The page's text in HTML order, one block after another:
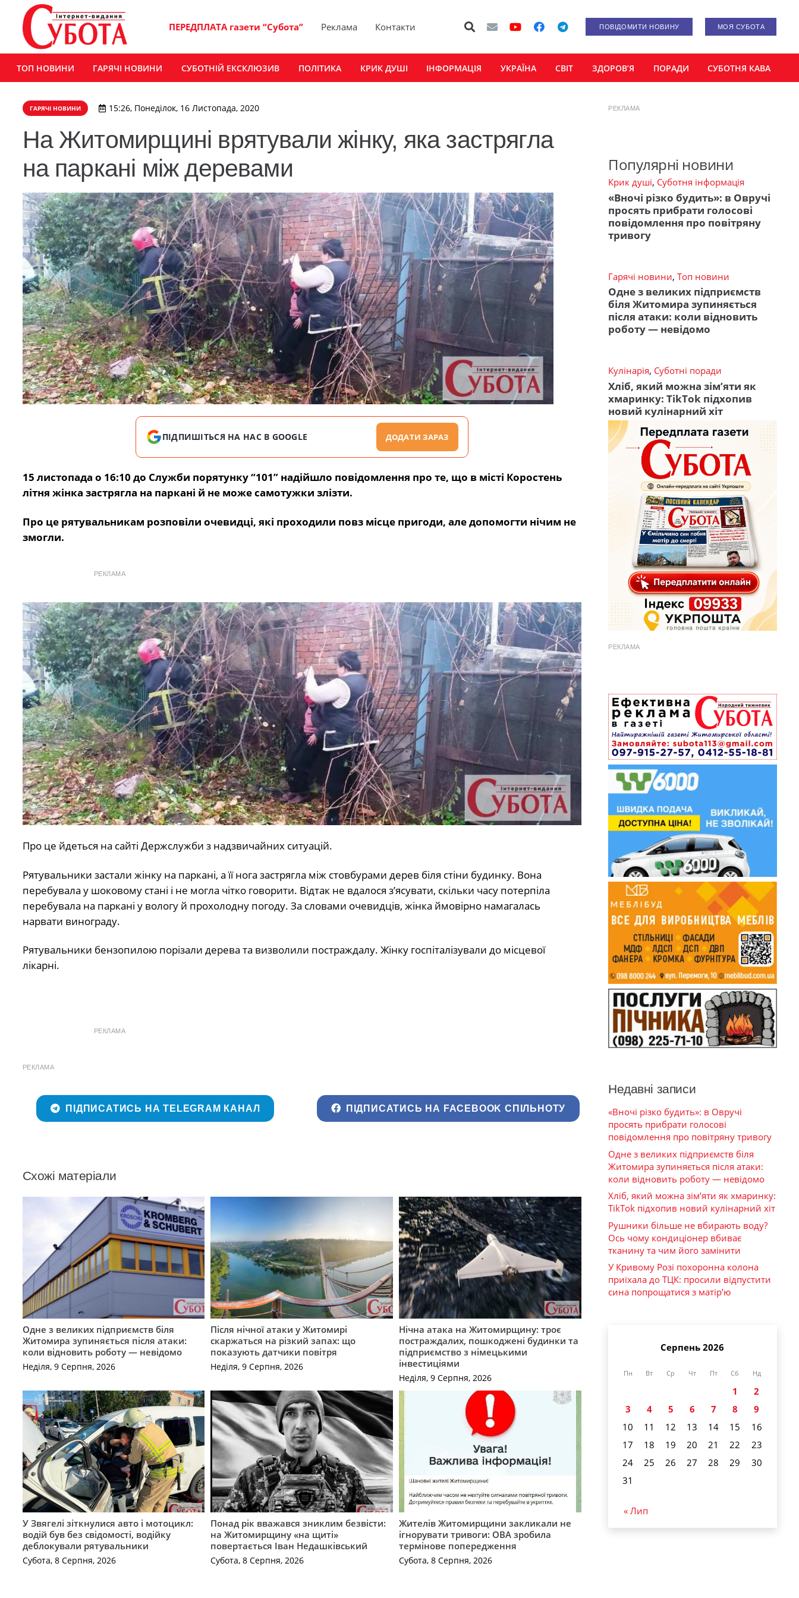
ПЕРЕДПЛАТА газети “Субота” Реклама Контакти ПОВІДОМИТИ НОВИНУ МОЯ СУБОТА
ТОП НОВИНИ ГАРЯЧІ НОВИНИ СУБОТНІЙ ЕКСКЛЮЗИВ ПОЛІТИКА КРИК ДУШІ ІНФОРМАЦІЯ УКРАЇНА СВІТ ЗДОРОВ’Я ПОРАДИ СУБОТНЯ КАВА
ГАРЯЧІ НОВИНИ 15:26, Понеділок, 16 Листопада, 2020
На Житомирщині врятували жінку, яка застрягла
на паркані між деревами
ПІДПИШІТЬСЯ НА НАС В GOOGLE ДОДАТИ ЗАРАЗ
15 листопада о 16:10 до Служби порятунку “101” надійшло повідомлення про те, що в місті Коростень
літня жінка застрягла на паркані й не може самотужки злізти.
Про це рятувальникам розповіли очевидці, які проходили повз місце пригоди, але допомогти нічим не
змогли.
РЕКЛАМА
Про це йдеться на сайті Держслужби з надзвичайних ситуацій.
Рятувальники застали жінку на паркані, а її нога застрягла між стовбурами дерев біля стіни будинку. Вона
перебувала у шоковому стані і не могла чітко говорити. Відтак не вдалося з’ясувати, скільки часу потерпіла
перебувала на паркані у вологу й прохолодну погоду. За словами очевидців, жінка ймовірно намагалась
нарвати винограду.
Рятувальники бензопилою порізали дерева та визволили постраждалу. Жінку госпіталізували до місцевої
лікарні.
РЕКЛАМА
РЕКЛАМА
ПІДПИСАТИСЬ НА TELEGRAM КАНАЛ ПІДПИСАТИСЬ НА FACEBOOK СПІЛЬНОТУ
Схожі матеріали
Одне з великих підприємств біля
Житомира зупиняється після атаки:
коли відновить роботу — невідомо
Неділя, 9 Серпня, 2026
Після нічної атаки у Житомирі
скаржаться на різкий запах: що
показують датчики повітря
Неділя, 9 Серпня, 2026
Нічна атака на Житомирщину: троє
постраждалих, пошкоджені будинки та
підприємство з німецькими
інвестиціями
Неділя, 9 Серпня, 2026
У Звягелі зіткнулися авто і мотоцикл:
водій був без свідомості, водійку
деблокували рятувальники
Субота, 8 Серпня, 2026
Понад рік вважався зниклим безвісти:
на Житомирщину «на щиті»
повертається Іван Недашківський
Субота, 8 Серпня, 2026
Жителів Житомирщини закликали не
ігнорувати тривоги: ОВА зробила
термінове попередження
Субота, 8 Серпня, 2026
РЕКЛАМА
Популярні новини
Крик душі, Суботня інформація
«Вночі різко будить»: в Овручі
просять прибрати голосові
повідомлення про повітряну
тривогу
Гарячі новини, Топ новини
Одне з великих підприємств
біля Житомира зупиняється
після атаки: коли відновить
роботу — невідомо
Кулінарія, Суботні поради
Хліб, який можна зім’яти як
хмаринку: TikTok підхопив
новий кулінарний хіт
РЕКЛАМА
Недавні записи
«Вночі різко будить»: в Овручі
просять прибрати голосові
повідомлення про повітряну тривогу
Одне з великих підприємств біля
Житомира зупиняється після атаки:
коли відновить роботу — невідомо
Хліб, який можна зім’яти як хмаринку:
TikTok підхопив новий кулінарний хіт
Рушники більше не вбирають воду?
Ось чому кондиціонер вбиває
тканину та чим його замінити
У Кривому Розі похоронна колона
приїхала до ТЦК: просили відпустити
сина попрощатися з матір’ю
Серпень 2026
Пн Вт Ср Чт Пт Сб Нд
1
2
3
4 5 6 7 8
9
10
11 12 13 14 15
16
17
18 19 20 21 22
23
24
25 26 27 28 29
30
31
« Лип